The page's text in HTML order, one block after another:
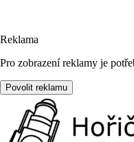
Reklama
Pro zobrazení reklamy je
Povolit reklamu